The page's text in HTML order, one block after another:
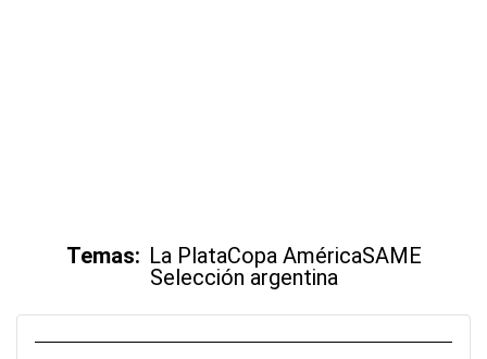
Temas: La PlataCopa AméricaSAME
Selección argentina